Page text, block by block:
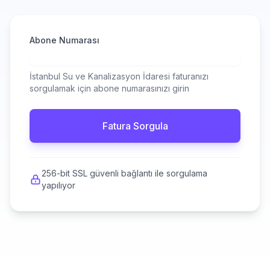
Abone Numarası
İstanbul Su ve Kanalizasyon İdaresi faturanızı
sorgulamak için abone numarasınızı girin
Fatura Sorgula
256-bit SSL güvenli bağlantı ile sorgulama
yapılıyor